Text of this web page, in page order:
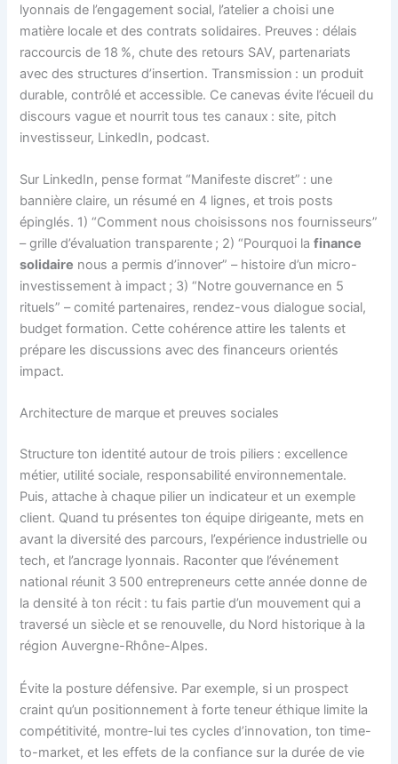
lyonnais de l’engagement social, l’atelier a choisi une
matière locale et des contrats solidaires. Preuves : délais
raccourcis de 18 %, chute des retours SAV, partenariats
avec des structures d’insertion. Transmission : un produit
durable, contrôlé et accessible. Ce canevas évite l’écueil du
discours vague et nourrit tous tes canaux : site, pitch
investisseur, LinkedIn, podcast.
Sur LinkedIn, pense format “Manifeste discret” : une
bannière claire, un résumé en 4 lignes, et trois posts
épinglés. 1) “Comment nous choisissons nos fournisseurs”
– grille d’évaluation transparente ; 2) “Pourquoi lafinance
solidaire nous a permis d’innover” – histoire d’un micro-
investissement à impact ; 3) “Notre gouvernance en 5
rituels” – comité partenaires, rendez-vous dialogue social,
budget formation. Cette cohérence attire les talents et
prépare les discussions avec des financeurs orientés
impact.
Architecture de marque et preuves sociales
Structure ton identité autour de trois piliers : excellence
métier, utilité sociale, responsabilité environnementale.
Puis, attache à chaque pilier un indicateur et un exemple
client. Quand tu présentes ton équipe dirigeante, mets en
avant la diversité des parcours, l’expérience industrielle ou
tech, et l’ancrage lyonnais. Raconter que l’événement
national réunit 3 500 entrepreneurs cette année donne de
la densité à ton récit : tu fais partie d’un mouvement qui a
traversé un siècle et se renouvelle, du Nord historique à la
région Auvergne-Rhône-Alpes.
Évite la posture défensive. Par exemple, si un prospect
craint qu’un positionnement à forte teneur éthique limite la
compétitivité, montre-lui tes cycles d’innovation, ton time-
to-market, et les effets de la confiance sur la durée de vie